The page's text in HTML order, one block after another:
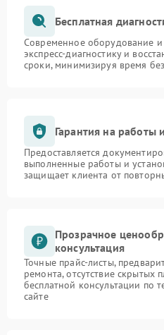
Бесплатная
Современное оборудование и
экспресс-диагностику и
сроки, минимизируя время
Гарантия на работы
Предоставляется
выполненные работы и
защищает клиента от
Прозрачное
консультация
Точные прайс-листы,
ремонта, отсутствие скрытых
бесплатной консультации по
сайте